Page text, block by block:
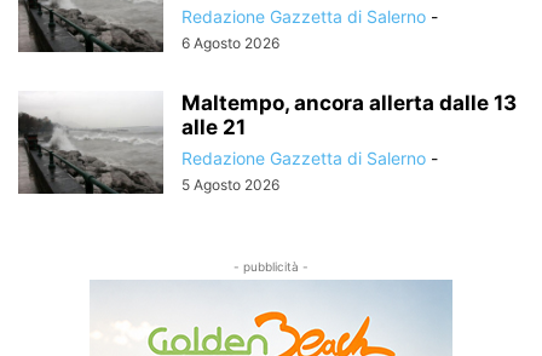
Redazione Gazzetta di Salerno -
6 Agosto 2026
Maltempo, ancora allerta dalle 13
alle 21
Redazione Gazzetta di Salerno -
5 Agosto 2026
- pubblicità -